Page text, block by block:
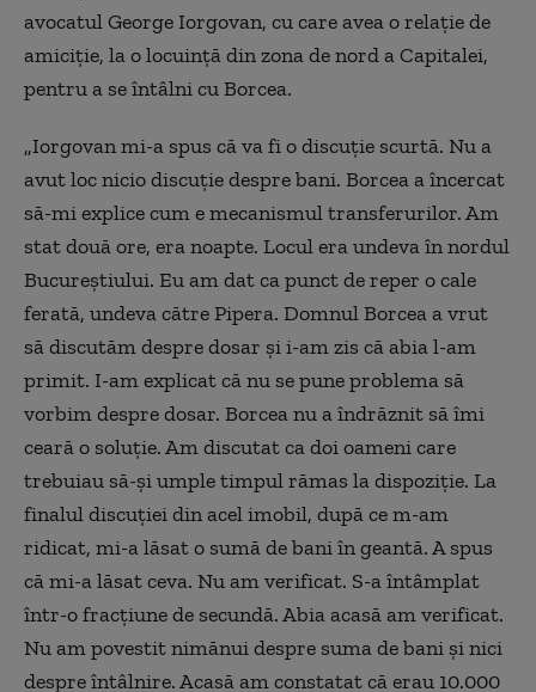
avocatul George Iorgovan, cu care avea o relație de
amiciție, la o locuință din zona de nord a Capitalei,
pentru a se întâlni cu Borcea.
„Iorgovan mi-a spus că va fi o discuție scurtă. Nu a
avut loc nicio discuție despre bani. Borcea a încercat
să-mi explice cum e mecanismul transferurilor. Am
stat două ore, era noapte. Locul era undeva în nordul
Bucureștiului. Eu am dat ca punct de reper o cale
ferată, undeva către Pipera. Domnul Borcea a vrut
să discutăm despre dosar și i-am zis că abia l-am
primit. I-am explicat că nu se pune problema să
vorbim despre dosar. Borcea nu a îndrăznit să îmi
ceară o soluție. Am discutat ca doi oameni care
trebuiau să-și umple timpul rămas la dispoziție. La
finalul discuției din acel imobil, după ce m-am
ridicat, mi-a lăsat o sumă de bani în geantă. A spus
că mi-a lăsat ceva. Nu am verificat. S-a întâmplat
într-o fracțiune de secundă. Abia acasă am verificat.
Nu am povestit nimănui despre suma de bani și nici
despre întâlnire. Acasă am constatat că erau 10.000